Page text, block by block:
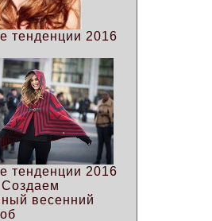
тенденции 2016
тенденции 2016
весенний